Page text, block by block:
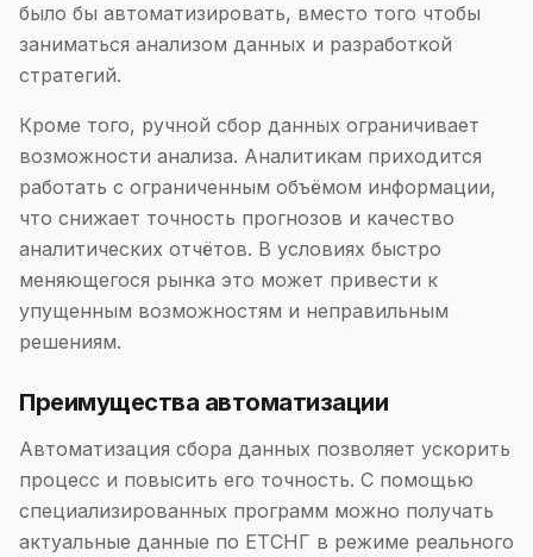
было бы автоматизировать, вместо того чтобы
заниматься анализом данных и разработкой
стратегий.
Кроме того, ручной сбор данных ограничивает
возможности анализа. Аналитикам приходится
работать с ограниченным объёмом информации,
что снижает точность прогнозов и качество
аналитических отчётов. В условиях быстро
меняющегося рынка это может привести к
упущенным возможностям и неправильным
решениям.
Преимущества автоматизации
Автоматизация сбора данных позволяет ускорить
процесс и повысить его точность. С помощью
специализированных программ можно получать
актуальные данные по ЕТСНГ в режиме реального